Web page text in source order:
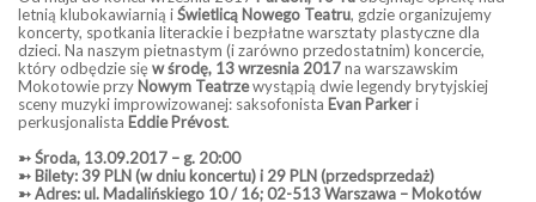
letnią klubokawiarnią iŚwietlicą Nowego Teatru, gdzie organizujemy
koncerty, spotkania literackie i bezpłatne warsztaty plastyczne dla
dzieci. Na naszym pietnastym (i zarówno przedostatnim) koncercie,
który odbędzie sięw środę, 13 wrzesnia 2017na warszawskim
Mokotowie przy Nowym Teatrzewystąpią dwie legendy brytyjskiej
sceny muzyki improwizowanej: saksofonista Evan Parkeri
perkusjonalista Eddie Prévost.
➳ Środa, 13.09.2017 – g. 20:00
➳ Bilety: 39 PLN (w dniu koncertu) i 29 PLN (przedsprzedaż)
➳ Adres: ul. Madalińskiego 10 / 16; 02-513 Warszawa – Mokotów